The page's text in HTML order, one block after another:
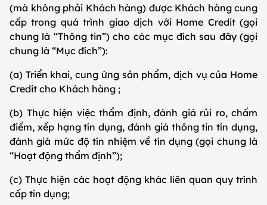
(mà không phải Khách hàng) được Khách hàng cung
cấp trong quá trình giao dịch với Home Credit (gọi
chung là “Thông tin”) cho các mục đích sau đây (gọi
chung là “Mục đích”):
(a) Triển khai, cung ứng sản phẩm, dịch vụ của Home
Credit cho Khách hàng ;
(b) Thực hiện việc thẩm định, đánh giá rủi ro, chấm
điểm, xếp hạng tín dụng, đánh giá thông tin tín dụng,
đánh giá mức độ tín nhiệm về tín dụng (gọi chung là
“Hoạt động thẩm định”);
(c) Thực hiện các hoạt động khác liên quan quy trình
cấp tín dụng;